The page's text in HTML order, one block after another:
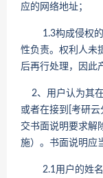
应的网络地址；
1.3构成侵权的
性负责。权利人未
后再行处理，因此
2、用户认为其在
或者在接到[考研
交书面说明要求解
施）。书面说明应
2.1用户的姓名(